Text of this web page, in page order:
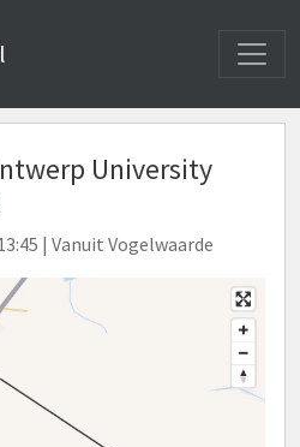
University
| Vanuit Vogelwaarde